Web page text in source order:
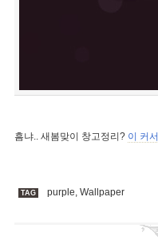
흠냐.. 새봄맞이 창고정리? 이 커서
TAG purple, Wallpaper